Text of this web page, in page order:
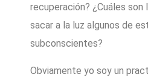
recuperación? ¿Cuáles son
sacar a la luz algunos de
subconscientes?
Obviamente yo soy un